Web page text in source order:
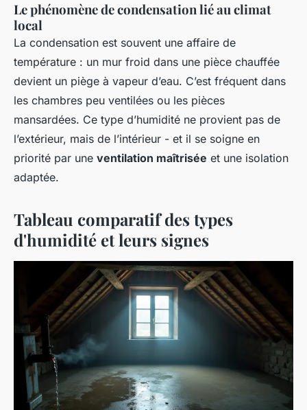
Le phénomène de condensation lié au climat
local
La condensation est souvent une affaire de
température : un mur froid dans une pièce chauffée
devient un piège à vapeur d’eau. C’est fréquent dans
les chambres peu ventilées ou les pièces
mansardées. Ce type d’humidité ne provient pas de
l’extérieur, mais de l’intérieur - et il se soigne en
priorité par une ventilation maîtrisée et une isolation
adaptée.
Tableau comparatif des types
d'humidité et leurs signes